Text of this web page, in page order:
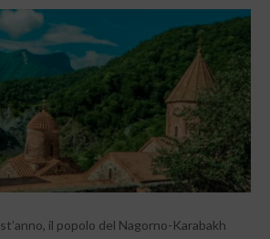
il popolo del Nagorno-Karabakh